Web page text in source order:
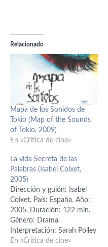
Relacionado
Mapa de los Sonidos de
Tokio (Map of the Sounds
of Tokio, 2009)
En «Crítica de cine»
La vida Secreta de las
Palabras (Isabel Coixet,
2005)
Dirección y guión: Isabel
Coixet. País: España. Año:
2005. Duración: 122 min.
Género: Drama.
Interpretación: Sarah Polley
(Hanna), Tim Robbins
En «Crítica de cine»